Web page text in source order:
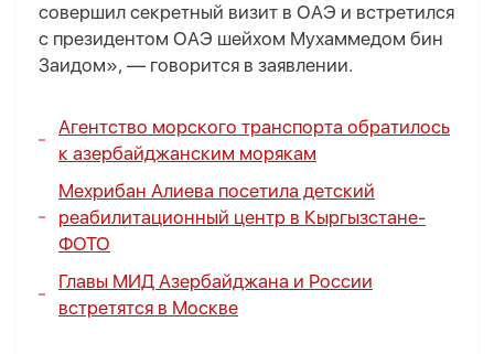
совершил секретный визит в ОАЭ и встретился
с президентом ОАЭ шейхом Мухаммедом бин
Заидом», — говорится в заявлении.
Агентство морского транспорта обратилось
к азербайджанским морякам
Мехрибан Алиева посетила детский
реабилитационный центр в Кыргызстане-
ФОТО
Главы МИД Азербайджана и России
встретятся в Москве